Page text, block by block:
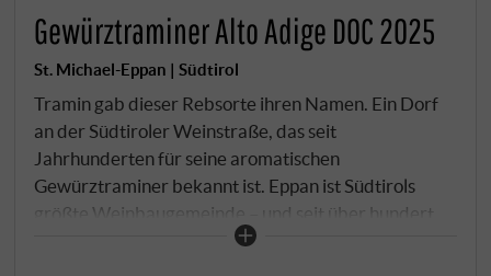
Gewürztraminer Alto Adige DOC 2025
St. Michael-Eppan | Südtirol
Tramin gab dieser Rebsorte ihren Namen. Ein Dorf
an der Südtiroler Weinstraße, das seit
Jahrhunderten für seine aromatischen
Gewürztraminer bekannt ist. Eppan ist Südtirols
größte Weinbaugemeinde – und seit über hundert
Jahren die Heimat der Kellerei St. Michael-Eppan.